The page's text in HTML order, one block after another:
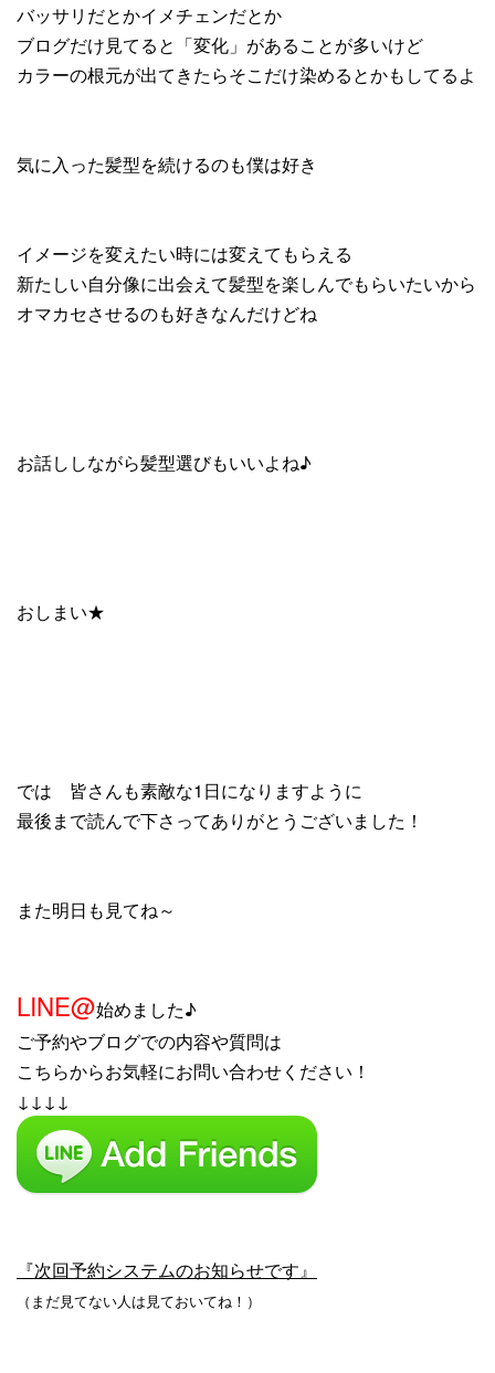
バッサリだとかイメチェンだとか
ブログだけ見てると「変化」があることが多いけど
カラーの根元が出てきたらそこだけ染めるとかもしてるよ
気に入った髪型を続けるのも僕は好き
イメージを変えたい時には変えてもらえる
新たしい自分像に出会えて髪型を楽しんでもらいたいから
オマカセさせるのも好きなんだけどね
お話ししながら髪型選びもいいよね♪
おしまい★
では 皆さんも素敵な1日になりますように
最後まで読んで下さってありがとうございました！
また明日も見てね～
LINE@始めました♪
ご予約やブログでの内容や質問は
こちらからお気軽にお問い合わせください！
↓↓↓↓
『次回予約システムのお知らせです』
（まだ見てない人は見ておいてね！）